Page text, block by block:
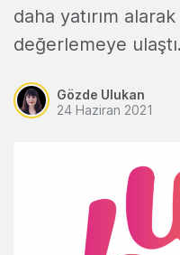
daha yatırım
değerlemeye ulaştı.
Gözde Ulukan
24 Haziran 2021